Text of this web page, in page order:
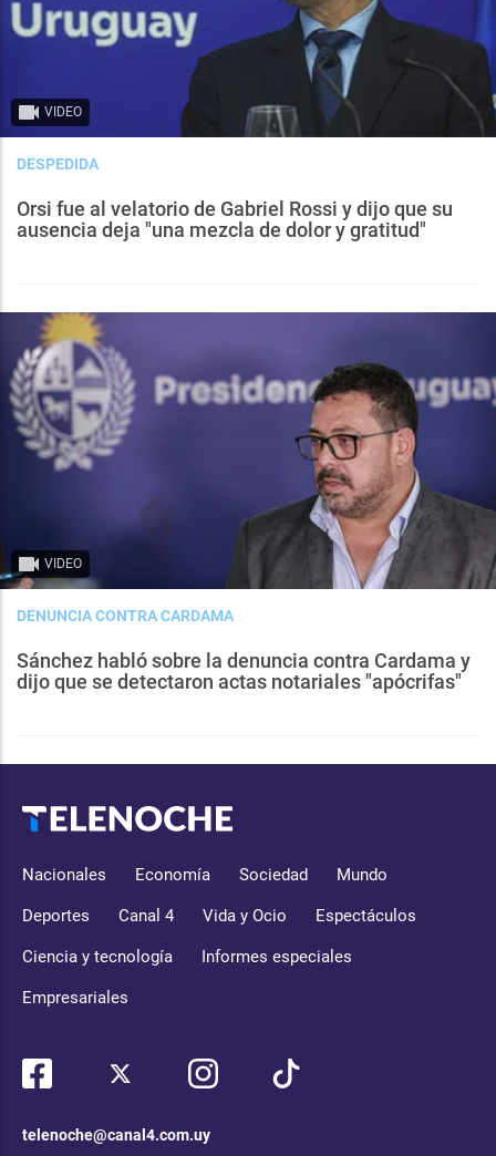
VIDEO
DESPEDIDA
Orsi fue al velatorio de Gabriel Rossi y dijo que su
ausencia deja "una mezcla de dolor y gratitud"
VIDEO
DENUNCIA CONTRA CARDAMA
Sánchez habló sobre la denuncia contra Cardama y
dijo que se detectaron actas notariales "apócrifas"
Nacionales Economía Sociedad Mundo
Deportes Canal 4 Vida y Ocio Espectáculos
Ciencia y tecnología Informes especiales
Empresariales
telenoche@canal4.com.uy